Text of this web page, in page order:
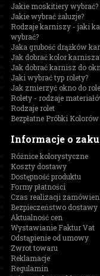
Jakie moskitiery wybrać?
Jakie wybrać żaluzje?
Rodzaje karniszy - jaki
wybrać?
Jaka grubość drążków
Jak dobrać kolor
Jak dobrać karnisz do
Jaki wybrać typ rolety?
Jak zmierzyć okno do
Rolety - rodzaje
Rodzaje rolet
Bezpłatne Próbki Kolorów
Informacje o
Różnice kolorystyczne
Koszty dostawy
Dostępność produktu
Formy płatności
Czas realizacji
Bezpieczeństwo dostawy
Aktualność cen
Wystawianie Faktur Vat
Odstąpienie od umowy
Zwrot towaru
Reklamacje
Regulamin